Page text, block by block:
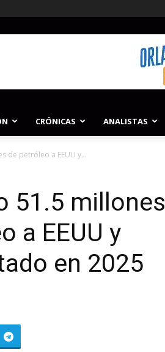
CRÓNICAS ANALISTAS
de petróleo a EEUU y...
51.5 millones
a EEUU y
en 2025